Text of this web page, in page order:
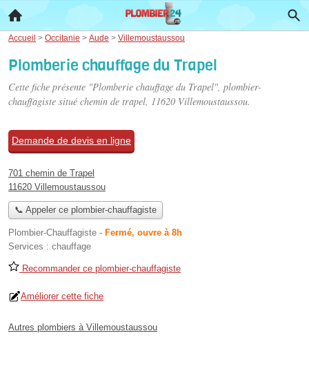
Accueil > Occitanie > Aude > Villemoustaussou
Plomberie chauffage du Trapel
Cette fiche présente "Plomberie chauffage du Trapel", plombier-
chauffagiste situé chemin de trapel, 11620 Villemoustaussou.
Demande de devis en ligne
701 chemin de Trapel
11620 Villemoustaussou
📞 Appeler ce plombier-chauffagiste
Plombier-Chauffagiste - Fermé, ouvre à 8h
Services : chauffage
Recommander ce plombier-chauffagiste
Améliorer cette fiche
Autres plombiers à Villemoustaussou